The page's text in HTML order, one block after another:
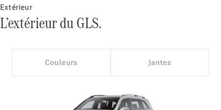
Extérieur
L’extérieur du GLS.
Couleurs Jantes